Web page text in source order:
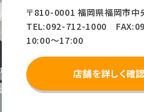
〒810-0001 福岡県福岡市
TEL:092-712-1000
10:00～17:00
店舗を詳しく確